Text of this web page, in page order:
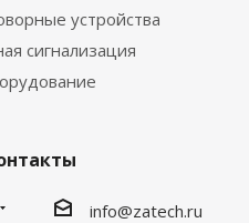
устройства
сигнализация
info@zatech.ru